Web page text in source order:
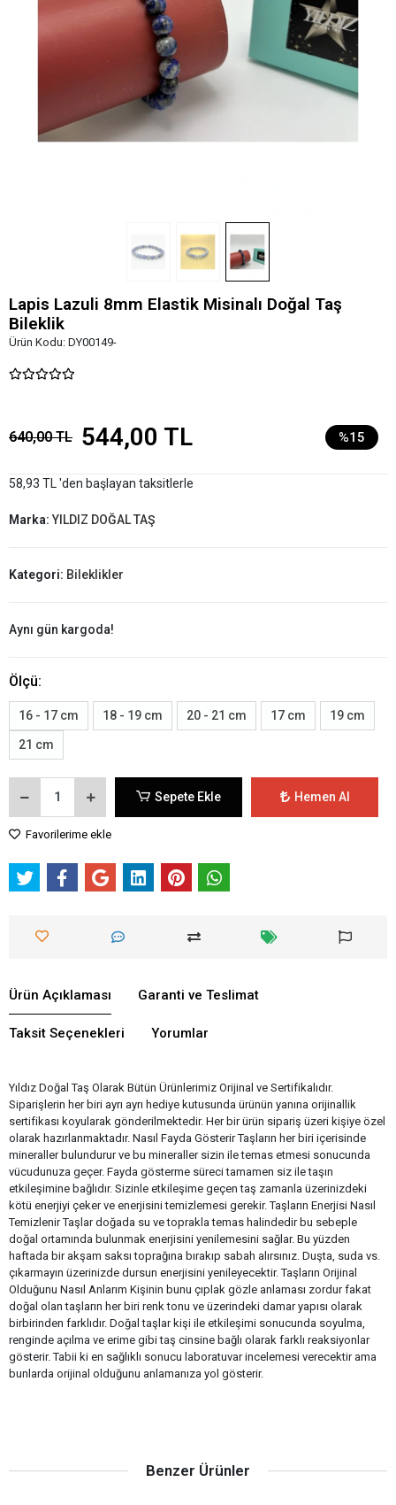
Lapis Lazuli 8mm Elastik Misinalı Doğal Taş
Bileklik
Ürün Kodu: DY00149-
640,00 TL 544,00 TL %15
58,93 TL 'den başlayan taksitlerle
Marka:YILDIZ DOĞAL TAŞ
Kategori: Bileklikler
Aynı gün kargoda!
Ölçü:
16 - 17 cm 18 - 19 cm 20 - 21 cm 17 cm 19 cm
21 cm
Sepete Ekle Hemen Al
Favorilerime ekle
Ürün Açıklaması Garanti ve Teslimat
Taksit Seçenekleri Yorumlar
Yıldız Doğal Taş Olarak Bütün Ürünlerimiz Orijinal ve Sertifikalıdır.
Siparişlerin her biri ayrı ayrı hediye kutusunda ürünün yanına orijinallik
sertifikası koyularak gönderilmektedir. Her bir ürün sipariş üzeri kişiye özel
olarak hazırlanmaktadır. Nasıl Fayda Gösterir Taşların her biri içerisinde
mineraller bulundurur ve bu mineraller sizin ile temas etmesi sonucunda
vücudunuza geçer. Fayda gösterme süreci tamamen siz ile taşın
etkileşimine bağlıdır. Sizinle etkileşime geçen taş zamanla üzerinizdeki
kötü enerjiyi çeker ve enerjisini temizlemesi gerekir. Taşların Enerjisi Nasıl
Temizlenir Taşlar doğada su ve toprakla temas halindedir bu sebeple
doğal ortamında bulunmak enerjisini yenilemesini sağlar. Bu yüzden
haftada bir akşam saksı toprağına bırakıp sabah alırsınız. Duşta, suda vs.
çıkarmayın üzerinizde dursun enerjisini yenileyecektir. Taşların Orijinal
Olduğunu Nasıl Anlarım Kişinin bunu çıplak gözle anlaması zordur fakat
doğal olan taşların her biri renk tonu ve üzerindeki damar yapısı olarak
birbirinden farklıdır. Doğal taşlar kişi ile etkileşimi sonucunda soyulma,
renginde açılma ve erime gibi taş cinsine bağlı olarak farklı reaksiyonlar
gösterir. Tabii ki en sağlıklı sonucu laboratuvar incelemesi verecektir ama
bunlarda orijinal olduğunu anlamanıza yol gösterir.
Benzer Ürünler